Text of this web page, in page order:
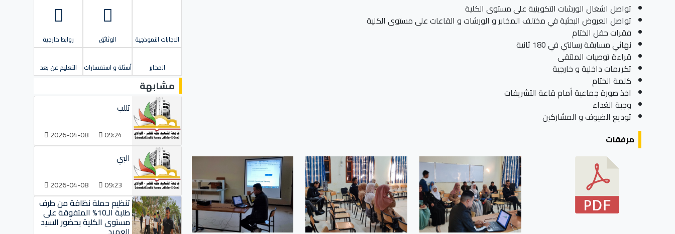
تواصل اشغال الورشات التكوينية على مستوى الكلية
تواصل العروض البحثية في مختلف المخابر و الورشات و القاعات على مستوى الكلية
فقرات حفل الختام
نهائي مسابقة رسالتي في 180 ثانية
قراءة توصيات الملتقى
تكريمات داخلية و خارجية
كلمة الختام
اخذ صورة جماعية أمام قاعة التشريفات
وجبة الغداء
توديع الضيوف و المشاركين
مرفقات
الاجابات النموذجية الوثائق روابط خارجية
المخابر أسئلة و استفسارات التعليم عن بعد
مشابهة
تللب
09:24
2026-04-08
البي
09:23
2026-04-08
تنظيم حملة نظافة من طرف
طلبة الـ10% المتفوقة على
مستوى الكلية بحضور السيد